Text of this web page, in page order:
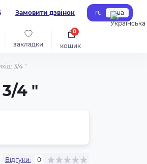
Замовити дзвінок ru ua
закладки кошик
0
3/4 "
4 "
Відгуки: 0